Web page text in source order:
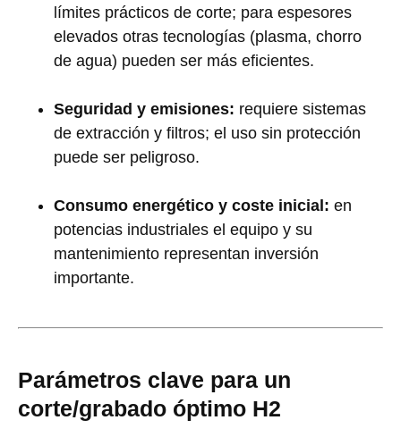
límites prácticos de corte; para espesores
elevados otras tecnologías (plasma, chorro
de agua) pueden ser más eficientes.
Seguridad y emisiones: requiere sistemas
de extracción y filtros; el uso sin protección
puede ser peligroso.
Consumo energético y coste inicial: en
potencias industriales el equipo y su
mantenimiento representan inversión
importante.
Parámetros clave para un
corte/grabado óptimo H2